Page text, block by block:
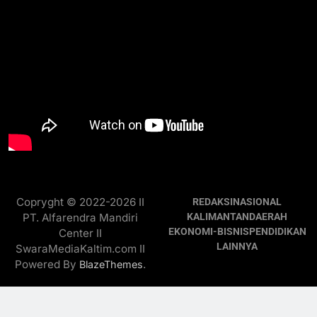
Copryght © 2022-2026 II
PT. Alfarendra Mandiri
Center II
SwaraMediaKaltim.com II
Powered By BlazeThemes.
REDAKSINASIONAL
KALIMANTANDAERAH
EKONOMI-BISNISPENDIDIKAN
LAINNYA